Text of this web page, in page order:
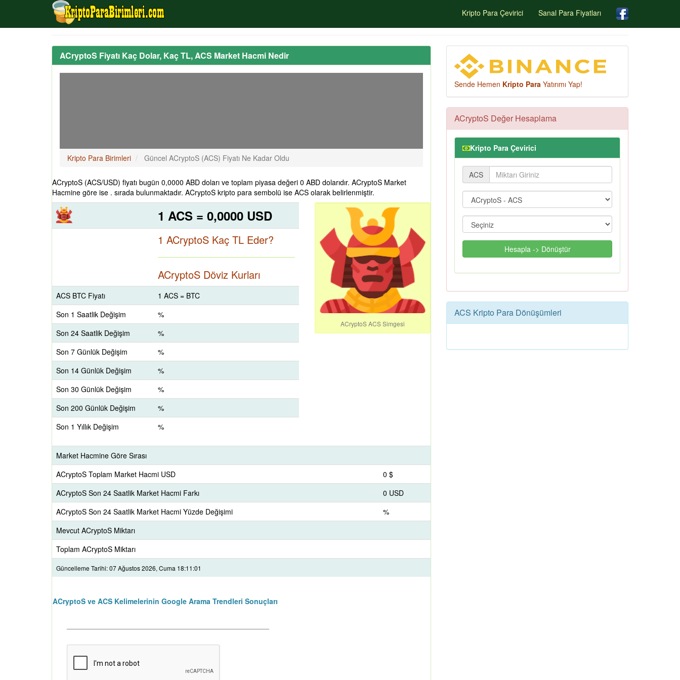
Kripto Para Çevirici Sanal Para Fiyatları
ACryptoS Fiyatı Kaç Dolar, Kaç TL, ACS Market Hacmi Nedir
Kripto Para Birimleri Güncel ACryptoS (ACS) Fiyatı Ne Kadar Oldu
ACryptoS (ACS/USD) fiyatı bugün 0,0000 ABD doları ve toplam piyasa değeri 0 ABD dolarıdır. ACryptoS Market
Hacmine göre ise . sırada bulunmaktadır. ACryptoS kripto para sembolü ise ACS olarak belirlenmiştir.
1 ACS = 0,0000 USD
1 ACryptoS Kaç TL Eder?
ACryptoS Döviz Kurları
ACS BTC Fiyatı
1 ACS = BTC
Son 1 Saatlik Değişim
%
Son 24 Saatlik Değişim
%
Son 7 Günlük Değişim
%
Son 14 Günlük Değişim
%
Son 30 Günlük Değişim
%
Son 200 Günlük Değişim
%
Son 1 Yıllık Değişim
%
ACryptoS ACS Simgesi
Market Hacmine Göre Sırası
ACryptoS Toplam Market Hacmi USD
0 $
ACryptoS Son 24 Saatlik Market Hacmi Farkı
0 USD
ACryptoS Son 24 Saatlik Market Hacmi Yüzde Değişimi
%
Mevcut ACryptoS Miktarı
Toplam ACryptoS Miktarı
Güncelleme Tarihi: 07 Ağustos 2026, Cuma 18:11:01
ACryptoS ve ACS Kelimelerinin Google Arama Trendleri Sonuçları
Sende Hemen Kripto Para Yatırımı Yap!
ACryptoS Değer Hesaplama
Kripto Para Çevirici
ACS
Hesapla -> Dönüştür
ACS Kripto Para Dönüşümleri